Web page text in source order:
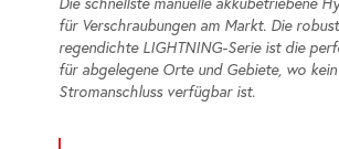
für Verschraubungen am Markt. Die
regendichte LIGHTNING-Serie ist die
für abgelegene Orte und Gebiete, wo kein
Stromanschluss verfügbar ist.